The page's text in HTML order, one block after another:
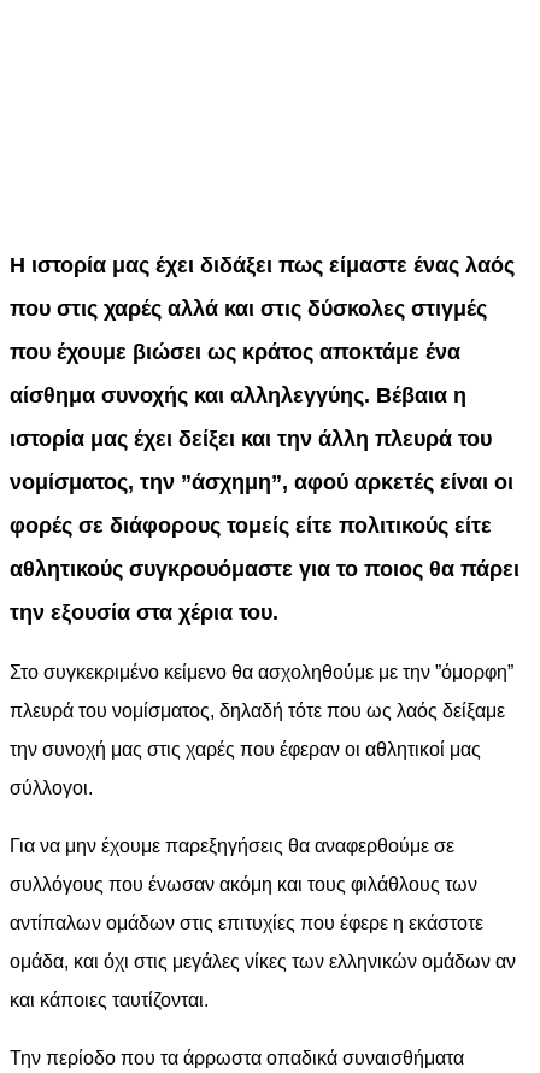
Η ιστορία μας έχει διδάξει πως είμαστε ένας λαός
που στις χαρές αλλά και στις δύσκολες στιγμές
που έχουμε βιώσει ως κράτος αποκτάμε ένα
αίσθημα συνοχής και αλληλεγγύης. Βέβαια η
ιστορία μας έχει δείξει και την άλλη πλευρά του
νομίσματος, την ”άσχημη”, αφού αρκετές είναι οι
φορές σε διάφορους τομείς είτε πολιτικούς είτε
αθλητικούς συγκρουόμαστε για το ποιος θα πάρει
την εξουσία στα χέρια του.
Στο συγκεκριμένο κείμενο θα ασχοληθούμε με την ”όμορφη”
πλευρά του νομίσματος, δηλαδή τότε που ως λαός δείξαμε
την συνοχή μας στις χαρές που έφεραν οι αθλητικοί μας
σύλλογοι.
Για να μην έχουμε παρεξηγήσεις θα αναφερθούμε σε
συλλόγους που ένωσαν ακόμη και τους φιλάθλους των
αντίπαλων ομάδων στις επιτυχίες που έφερε η εκάστοτε
ομάδα, και όχι στις μεγάλες νίκες των ελληνικών ομάδων αν
και κάποιες ταυτίζονται.
Την περίοδο που τα άρρωστα οπαδικά συναισθήματα